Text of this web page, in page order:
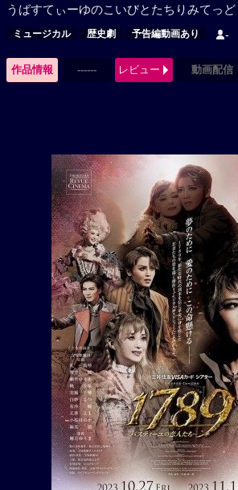
うばすてぃーゆのこいびとたちりみてっ
ミュージカル 歴史劇 予告編動画あり -
作品情報 ------ レビュー 動画配信